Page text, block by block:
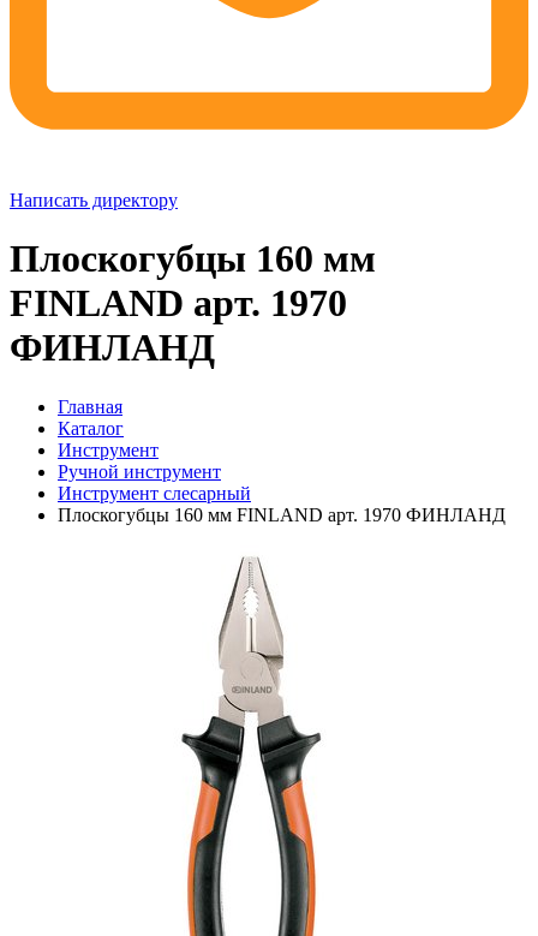
Написать директору
Плоскогубцы 160 мм
FINLAND арт. 1970
ФИНЛАНД
Главная
Каталог
Инструмент
Ручной инструмент
Инструмент слесарный
Плоскогубцы 160 мм FINLAND арт. 1970 ФИНЛАНД